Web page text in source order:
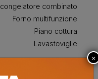
combinato
Forno multifunzione
Piano cottura
Lavastoviglie
×